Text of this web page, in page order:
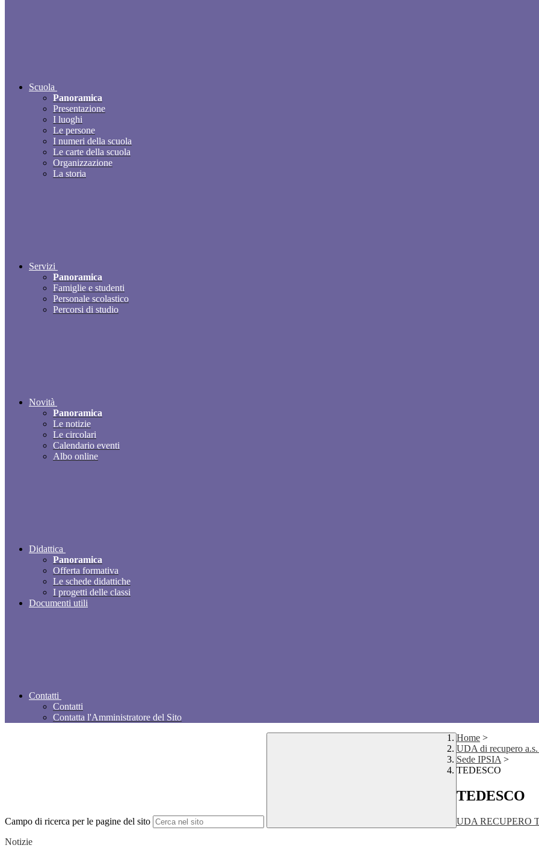
Scuola
Panoramica
Presentazione
I luoghi
Le persone
I numeri della scuola
Le carte della scuola
Organizzazione
La storia
Servizi
Panoramica
Famiglie e studenti
Personale scolastico
Percorsi di studio
Novità
Panoramica
Le notizie
Le circolari
Calendario eventi
Albo online
Didattica
Panoramica
Offerta formativa
Le schede didattiche
I progetti delle classi
Documenti utili
Contatti
Contatti
Contatta l'Amministratore del Sito
Campo di ricerca per le pagine del sito
Home >
UDA di recupero
Sede IPSIA >
TEDESCO
TEDESCO
UDA RECUPERO
Notizie